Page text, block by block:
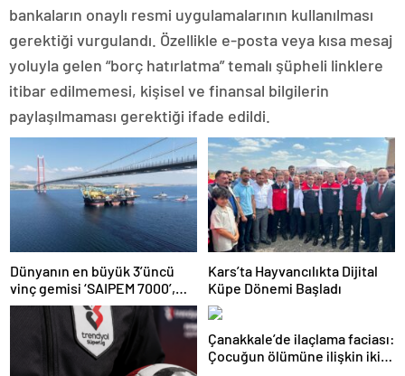
bankaların onaylı resmi uygulamalarının kullanılması
gerektiği vurgulandı. Özellikle e-posta veya kısa mesaj
yoluyla gelen “borç hatırlatma” temalı şüpheli linklere
itibar edilmemesi, kişisel ve finansal bilgilerin
paylaşılmaması gerektiği ifade edildi.
Dünyanın en büyük 3’üncü
vinç gemisi ‘SAIPEM 7000’,
1915 Çanakkale Köprüsü’nün
altından geçti
Kars’ta Hayvancılıkta Dijital
Küpe Dönemi Başladı
Çanakkale’de ilaçlama faciası:
Çocuğun ölümüne ilişkin iki